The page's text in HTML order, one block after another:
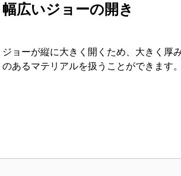
幅広いジョーの開き
ジョーが縦に大きく開くため、大きく厚
のあるマテリアルを扱うことができます。